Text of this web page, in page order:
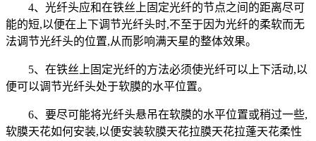
4、光纤头应和在铁丝上固定光纤的节点之间的距离尽可
能的短,以便在上下调节光纤头时,不至于因为光纤的柔软而无
法调节光纤头的位置,从而影响满天星的整体效果。
5、在铁丝上固定光纤的方法必须使光纤可以上下活动,以
便可以调节光纤头处于软膜的水平位置。
6、要尽可能将光纤头悬吊在软膜的水平位置或稍过一些,
软膜天花如何安装,以便安装软膜天花拉膜天花拉蓬天花柔性